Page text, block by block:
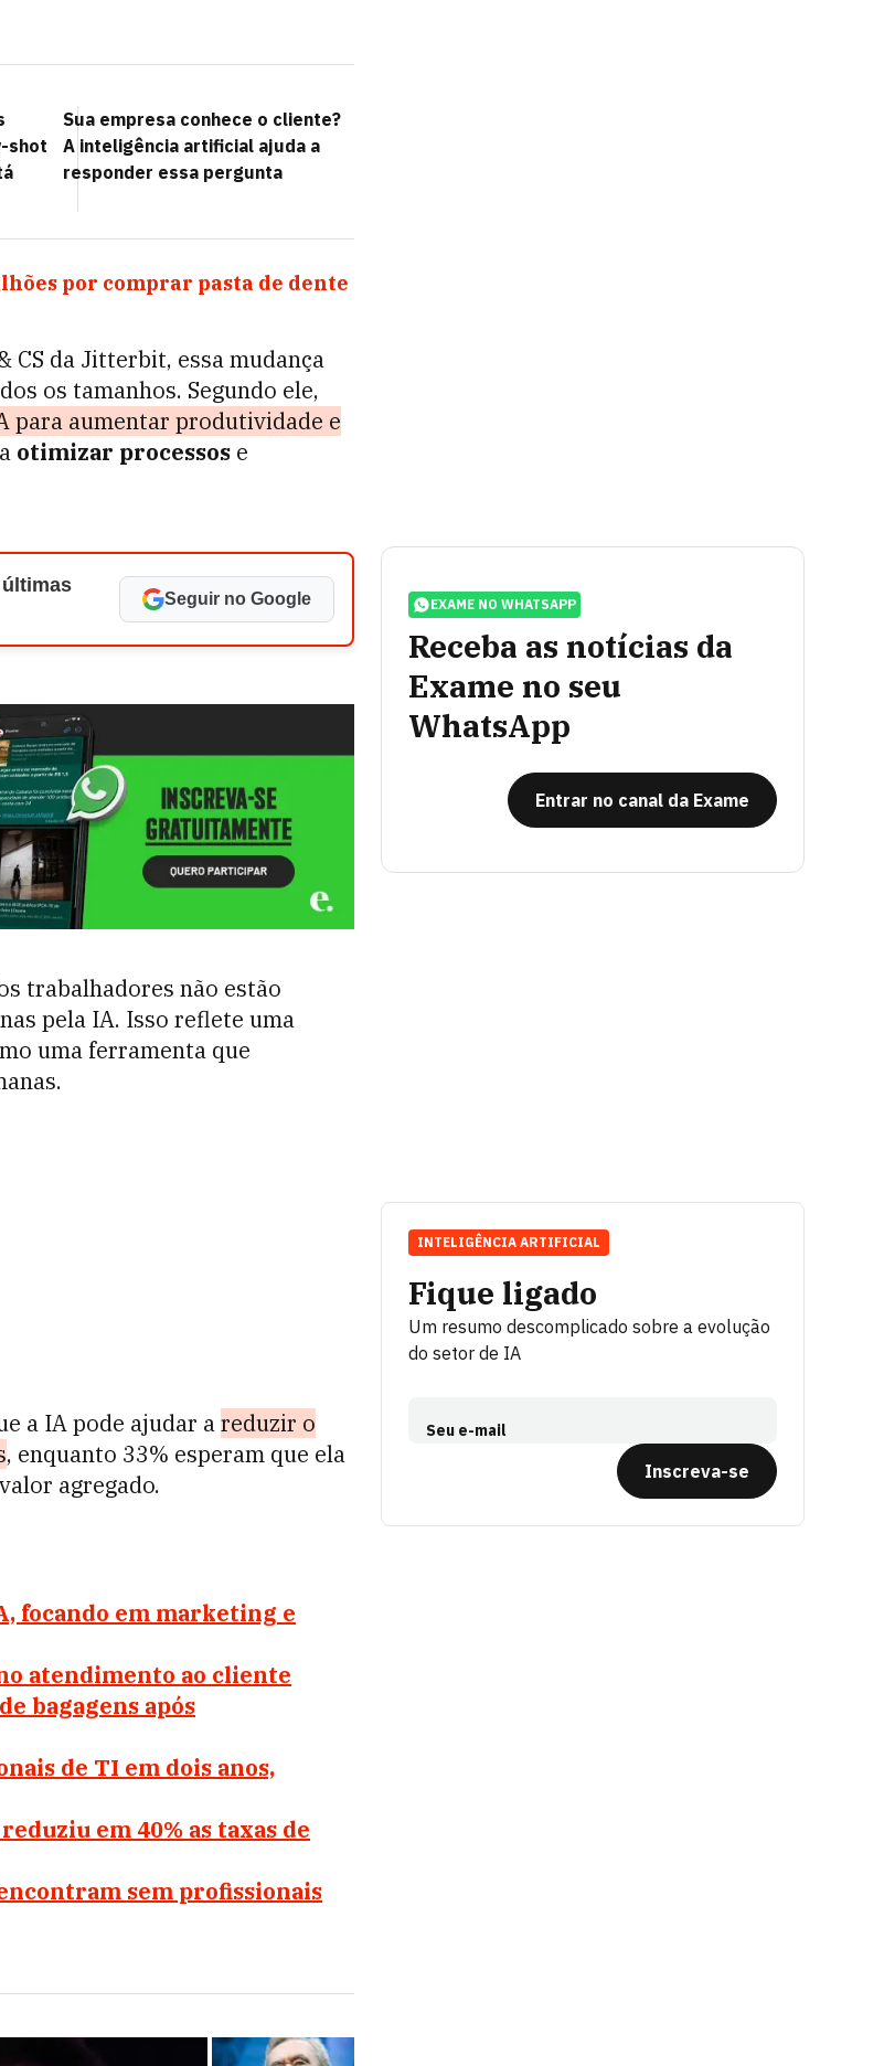
shot
Sua empresa conhece o cliente?
A inteligência artificial ajuda a
responder essa pergunta
por comprar pasta de dente
CS da Jitterbit, essa mudança
os tamanhos. Segundo ele,
para aumentar produtividade e
otimizar processos e
Seguir no Google
trabalhadores não estão
pela IA. Isso reflete uma
uma ferramenta que
a IA pode ajudar areduzir o
, enquanto 33% esperam que ela
agregado.
focando em marketing e
atendimento ao cliente
bagagens após
de TI em dois anos,
em 40% as taxas de
sem profissionais
EXAME NO WHATSAPP
Receba as notícias da
Exame no seu
WhatsApp
Entrar no canal da Exame
Fique ligado
Um resumo descomplicado sobre a evolução
do setor de IA
Seu e-mail
Inscreva-se
INTELIGÊNCIA ARTIFICIAL